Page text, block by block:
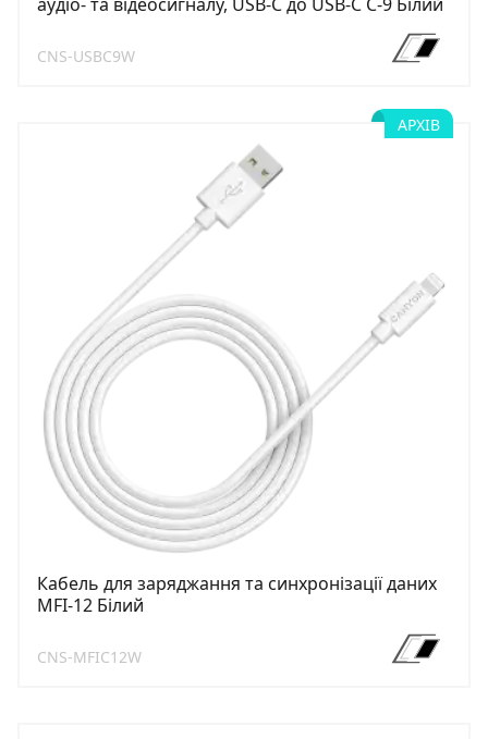
CNS-USBC9W
АРХІВ
Кабель для заряджання та синхронізації даних
MFI-12 Білий
CNS-MFIC12W